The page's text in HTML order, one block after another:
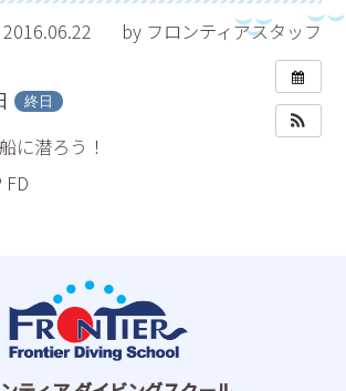
2016.06.22 by フロンティアスタッフ
終日
に潜ろう！
FD